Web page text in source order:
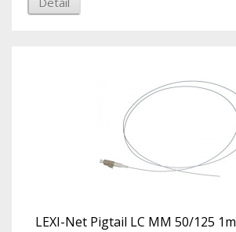
LEXI-Net Pigtail LC MM 50/125 1m